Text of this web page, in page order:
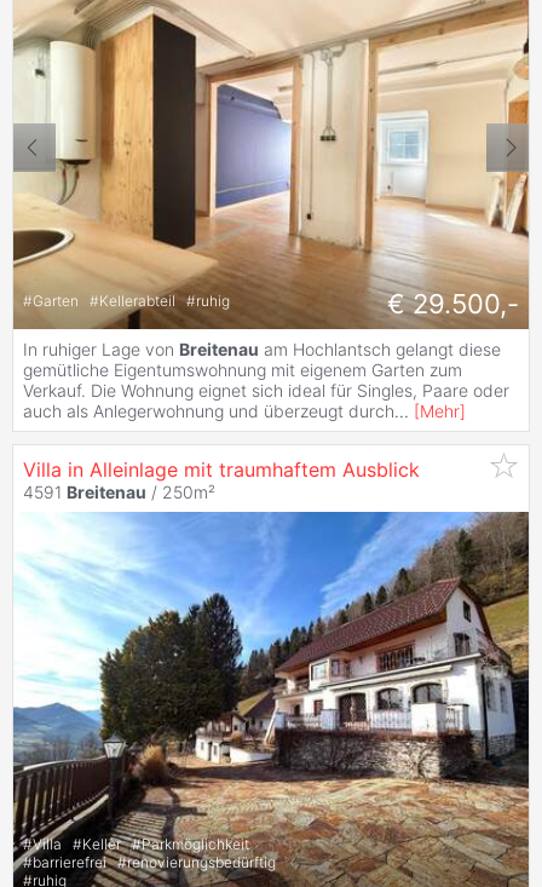
#Garten #Kellerabteil #ruhig € 29.500,-
In ruhiger Lage von Breitenau am Hochlantsch gelangt diese
gemütliche Eigentumswohnung mit eigenem Garten zum
Verkauf. Die Wohnung eignet sich ideal für Singles, Paare oder
auch als Anlegerwohnung und überzeugt durch... [Mehr]
Villa in Alleinlage mit traumhaftem Ausblick
4591 Breitenau / 250m²
#Villa #Keller #Parkmöglichkeit
#barrierefrei #renovierungsbedürftig
#ruhig